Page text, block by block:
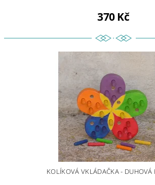
370 Kč
KOLÍKOVÁ VKLÁDAČKA - DUHOVÁ